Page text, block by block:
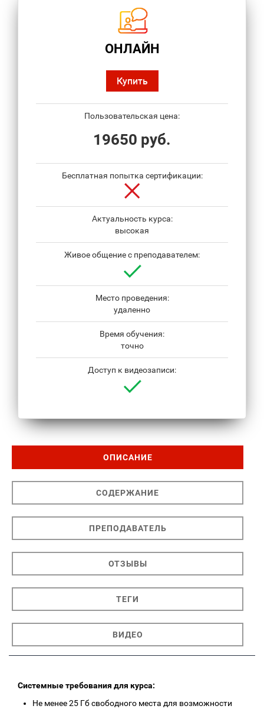
ОНЛАЙН
Купить
Пользовательская цена:
19650 руб.
Бесплатная попытка сертификации:
Актуальность курса:
высокая
Живое общение с преподавателем:
Место проведения:
удаленно
Время обучения:
точно
Доступ к видеозаписи:
ОПИСАНИЕ
СОДЕРЖАНИЕ
ПРЕПОДАВАТЕЛЬ
ОТЗЫВЫ
ТЕГИ
ВИДЕО
Системные требования для курса:
Не менее 25 Гб свободного места для возможности